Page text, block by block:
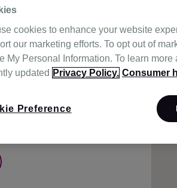
현동),
cookies to enhance your website
our marketing efforts. To opt out of
My Personal Information. To learn
updated Privacy Policy. Consumer
Preference